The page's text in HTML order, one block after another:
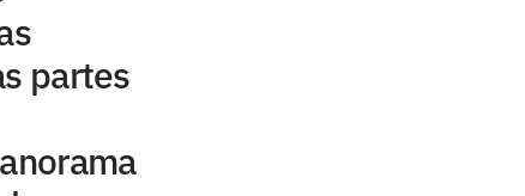
partes